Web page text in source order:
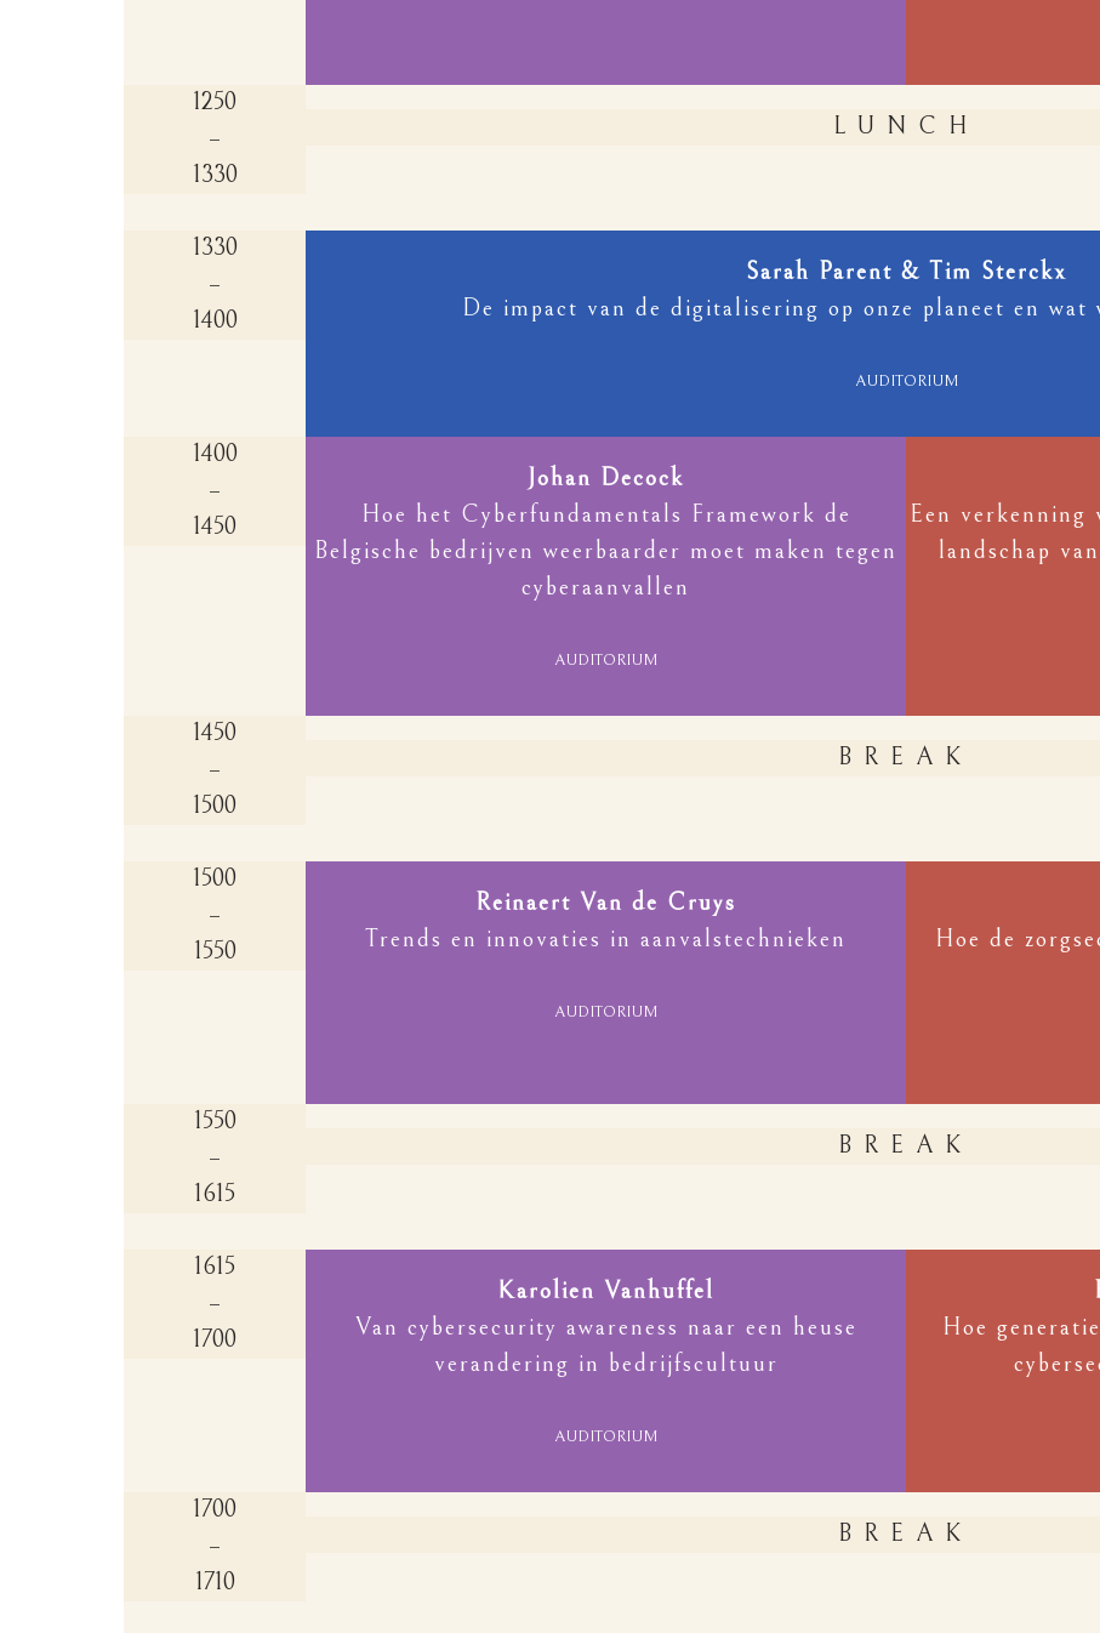
1250
–
1330
LUNCH
1330
–
1400
Sarah Parent & Tim Sterckx
De impact van de digitalisering op onze planeet en wat
AUDITORIUM
1400
–
1450
Johan Decock
Hoe het Cyberfundamentals Framework de
Belgische bedrijven weerbaarder moet maken tegen
cyberaanvallen
AUDITORIUM
Een verkenning
landschap
1450
–
1500
BREAK
1500
–
1550
Reinaert Van de Cruys
Trends en innovaties in aanvalstechnieken
AUDITORIUM
Hoe de
1550
–
1615
BREAK
1615
–
1700
Karolien Vanhuffel
Van cybersecurity awareness naar een heuse
verandering in bedrijfscultuur
AUDITORIUM
Hoe
1700
–
1710
BREAK